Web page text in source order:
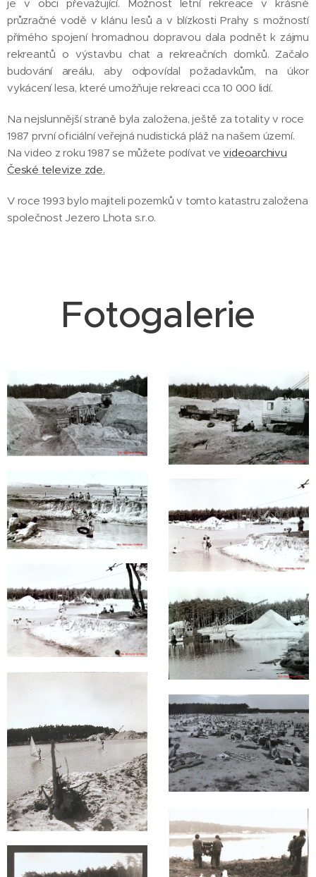
je v obci převažující. Možnost letní rekreace v krásné
průzračné vodě v klánu lesů a v blízkosti Prahy s možností
přímého spojení hromadnou dopravou dala podnět k zájmu
rekreantů o výstavbu chat a rekreačních domků. Začalo
budování areálu, aby odpovídal požadavkům, na úkor
vykácení lesa, které umožňuje rekreaci cca 10 000 lidí.
Na nejslunnější straně byla založena, ještě za totality v roce
1987 první oficiální veřejná nudistická pláž na našem území.
Na video z roku 1987 se můžete podívat vevideoarchivu
České televize zde.
V roce 1993 bylo majiteli pozemků v tomto katastru založena
společnost Jezero Lhota s.r.o.
Fotogalerie